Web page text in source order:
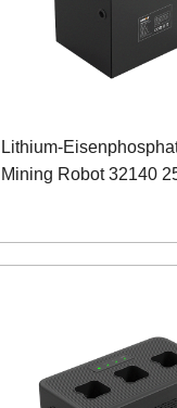
Lithium-
Mining Robot 32140